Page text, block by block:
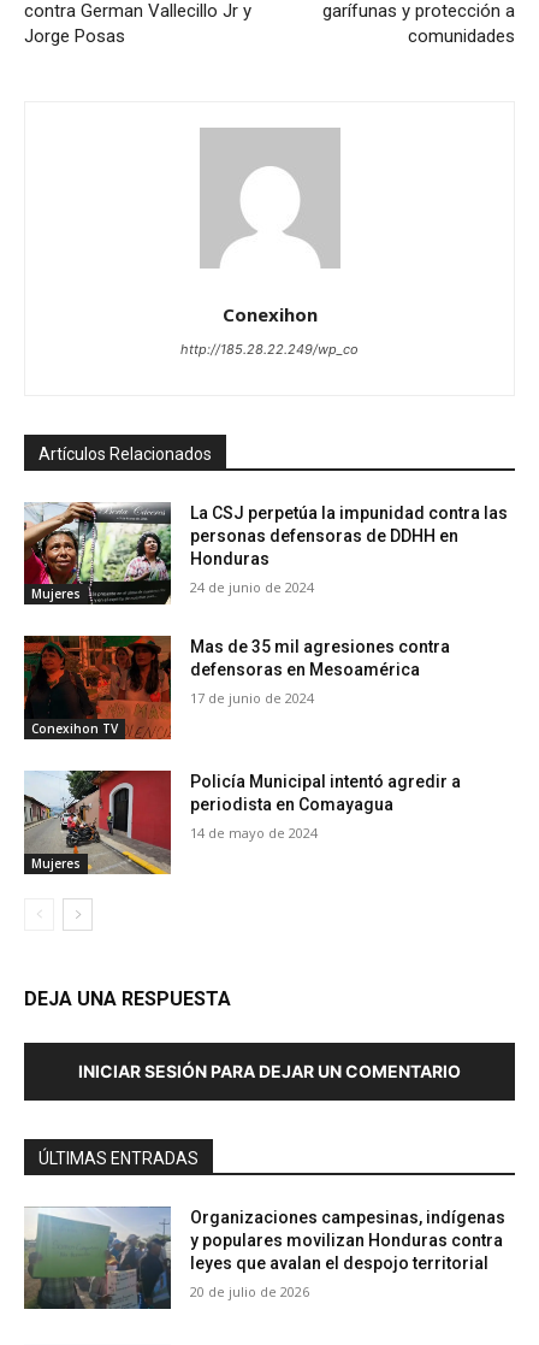
contra German Vallecillo Jr y
Jorge Posas
garífunas y protección a
comunidades
Conexihon
http://185.28.22.249/wp_co
Artículos Relacionados
Mujeres
La CSJ perpetúa la impunidad contra las
personas defensoras de DDHH en
Honduras
24 de junio de 2024
Conexihon TV
Mas de 35 mil agresiones contra
defensoras en Mesoamérica
17 de junio de 2024
Mujeres
Policía Municipal intentó agredir a
periodista en Comayagua
14 de mayo de 2024
DEJA UNA RESPUESTA
INICIAR SESIÓN PARA DEJAR UN COMENTARIO
ÚLTIMAS ENTRADAS
Organizaciones campesinas, indígenas
y populares movilizan Honduras contra
leyes que avalan el despojo territorial
20 de julio de 2026